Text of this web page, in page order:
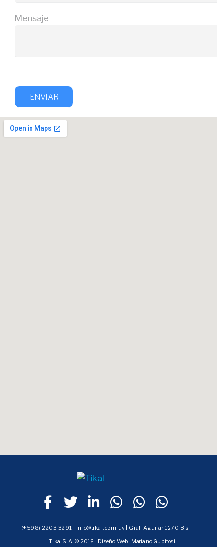
Mensaje
Tikal S.A. © 2019 | Diseño Web: Mariano Gubitosi
(+598) 2203 3291 | info@tikal.com.uy | Gral. Aguilar 1270 Bis